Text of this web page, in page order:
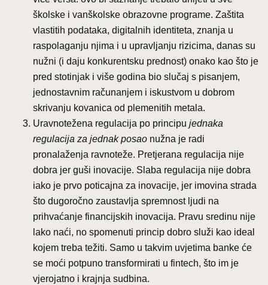
školske i vanškolske obrazovne programe. Zaštita
vlastitih podataka, digitalnih identiteta, znanja u
raspolaganju njima i u upravljanju rizicima, danas su
nužni (i daju konkurentsku prednost) onako kao što je
pred stotinjak i više godina bio slučaj s pisanjem,
jednostavnim računanjem i iskustvom u dobrom
skrivanju kovanica od plemenitih metala.
Uravnotežena regulacija po principu jednaka
regulacija za jednak posao nužna je radi
pronalaženja ravnoteže. Pretjerana regulacija nije
dobra jer guši inovacije. Slaba regulacija nije dobra
iako je prvo poticajna za inovacije, jer imovina strada
što dugoročno zaustavlja spremnost ljudi na
prihvaćanje financijskih inovacija. Pravu sredinu nije
lako naći, no spomenuti princip dobro služi kao ideal
kojem treba težiti. Samo u takvim uvjetima banke će
se moći potpuno transformirati u fintech, što im je
vjerojatno i krajnja sudbina.